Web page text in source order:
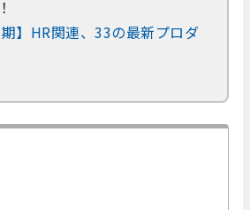
期】HR関連、33の最新プロダ